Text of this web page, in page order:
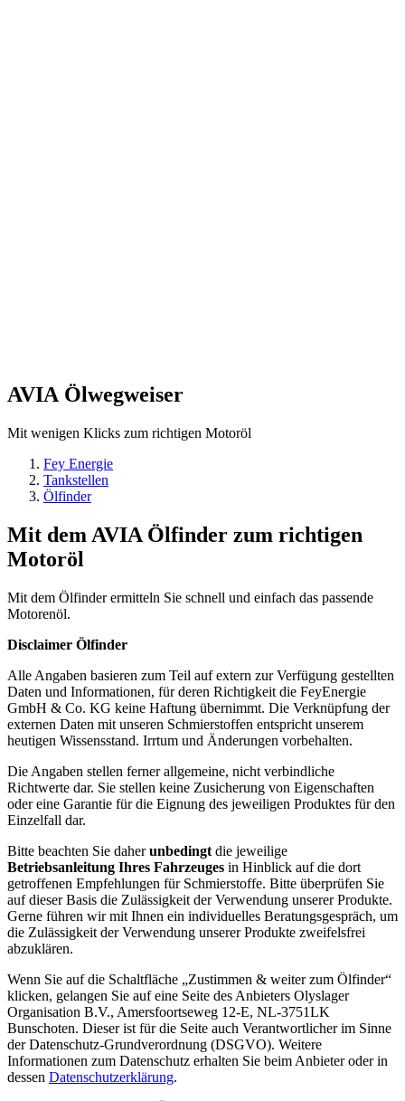
AVIA Ölwegweiser
Mit wenigen Klicks zum richtigen Motoröl
Fey Energie
Tankstellen
Ölfinder
Mit dem AVIA Ölfinder zum richtigen
Motoröl
Mit dem Ölfinder ermitteln Sie schnell und einfach das passende
Motorenöl.
Disclaimer Ölfinder
Alle Angaben basieren zum Teil auf extern zur Verfügung gestellten
Daten und Informationen, für deren Richtigkeit die FeyEnergie
GmbH & Co. KG keine Haftung übernimmt. Die Verknüpfung der
externen Daten mit unseren Schmierstoffen entspricht unserem
heutigen Wissensstand. Irrtum und Änderungen vorbehalten.
Die Angaben stellen ferner allgemeine, nicht verbindliche
Richtwerte dar. Sie stellen keine Zusicherung von Eigenschaften
oder eine Garantie für die Eignung des jeweiligen Produktes für den
Einzelfall dar.
Bitte beachten Sie daherunbedingt die jeweilige
Betriebsanleitung Ihres Fahrzeuges in Hinblick auf die dort
getroffenen Empfehlungen für Schmierstoffe. Bitte überprüfen Sie
auf dieser Basis die Zulässigkeit der Verwendung unserer Produkte.
Gerne führen wir mit Ihnen ein individuelles Beratungsgespräch, um
die Zulässigkeit der Verwendung unserer Produkte zweifelsfrei
abzuklären.
Wenn Sie auf die Schaltfläche „Zustimmen & weiter zum Ölfinder“
klicken, gelangen Sie auf eine Seite des Anbieters Olyslager
Organisation B.V., Amersfoortseweg 12-E, NL-3751LK
Bunschoten. Dieser ist für die Seite auch Verantwortlicher im Sinne
der Datenschutz-Grundverordnung (DSGVO). Weitere
Informationen zum Datenschutz erhalten Sie beim Anbieter oder in
dessen Datenschutzerklärung.